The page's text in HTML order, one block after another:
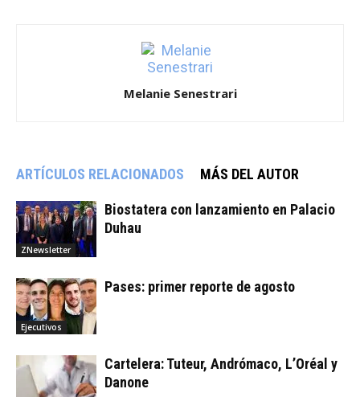
Melanie Senestrari
ARTÍCULOS RELACIONADOS MÁS DEL AUTOR
ZNewsletter
Biostatera con lanzamiento en Palacio
Duhau
Ejecutivos
Pases: primer reporte de agosto
Cartelera: Tuteur, Andrómaco, L’Oréal y
Danone